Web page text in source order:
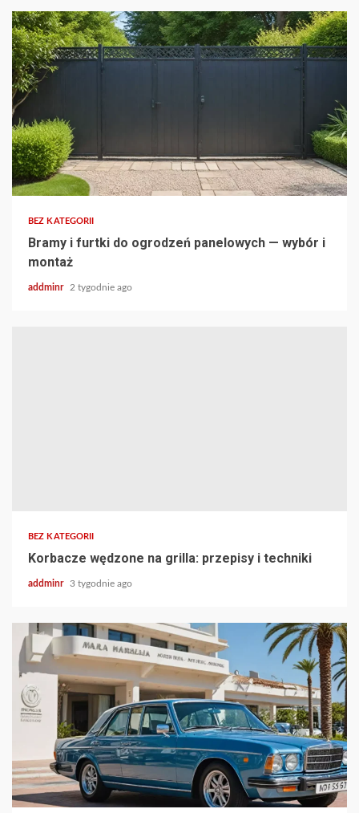
BEZ KATEGORII
Bramy i furtki do ogrodzeń panelowych — wybór i
montaż
addminr 2 tygodnie ago
BEZ KATEGORII
Korbacze wędzone na grilla: przepisy i techniki
addminr 3 tygodnie ago